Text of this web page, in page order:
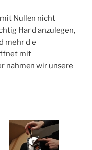
Nullen nicht
Hand anzulegen,
mehr die
mit
nahmen wir unsere